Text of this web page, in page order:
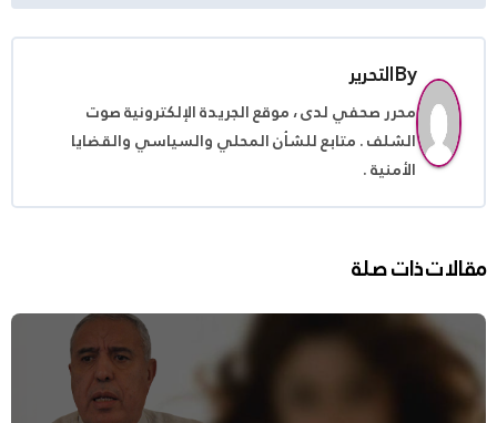
Byالتحرير
محرر صحفي لدى ، موقع الجريدة الإلكترونية صوت
الشلف . متابع للشأن المحلي والسياسي والقضايا
الأمنية .
مقالات ذات صلة